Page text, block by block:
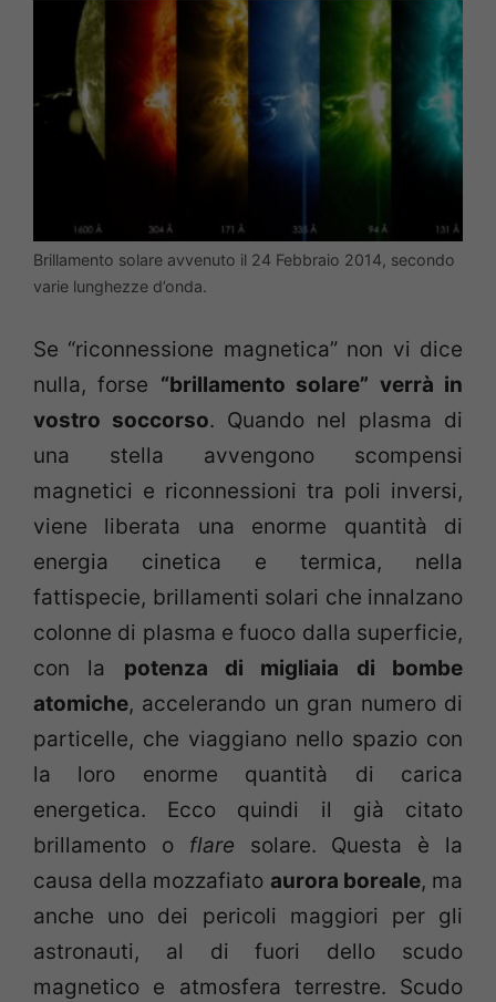
Brillamento solare avvenuto il 24 Febbraio 2014, secondo
varie lunghezze d’onda.
Se “riconnessione magnetica” non vi dice
nulla, forse “brillamento solare” verrà in
vostro soccorso. Quando nel plasma di
una stella avvengono scompensi
magnetici e riconnessioni tra poli inversi,
viene liberata una enorme quantità di
energia cinetica e termica, nella
fattispecie, brillamenti solari che innalzano
colonne di plasma e fuoco dalla superficie,
con la potenza di migliaia di bombe
atomiche, accelerando un gran numero di
particelle, che viaggiano nello spazio con
la loro enorme quantità di carica
energetica. Ecco quindi il già citato
brillamento o flare solare. Questa è la
causa della mozzafiato aurora boreale, ma
anche uno dei pericoli maggiori per gli
astronauti, al di fuori dello scudo
magnetico e atmosfera terrestre. Scudo